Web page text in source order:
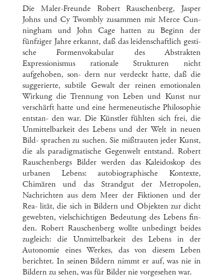
Die Maler-Freunde Robert Rauschenberg, Jasper
Johns und Cy Twombly zusammen mit Merce Cun-
ningham und John Cage hatten zu Beginn der
fünfziger Jahre erkannt, daß das leidenschaftlich gesti-
sche Formenvokabular des Abstrakten
Expressionismus rationale Strukturen nicht
aufgehoben, son- dern nur verdeckt hatte, daß die
suggerierte, subtile Gewalt der reinen emotionalen
Wirkung die Trennung von Leben und Kunst nur
verschärft hatte und eine hermeneutische Philosophie
entstan- den war. Die Künstler fühlten sich frei, die
Unmittelbarkeit des Lebens und der Welt in neuen
Bild- sprachen zu suchen. Sie mißtrauten jeder Kunst,
die als paradigmatische Gegenwelt entstand. Robert
Rauschenbergs Bilder werden das Kaleidoskop des
urbanen Lebens: autobiographische Kontexte,
Chimären und das Strandgut der Metropolen,
Nachrichten aus dem Meer der Fiktionen und der
Rea- lität, die sich in Bildern und Objekten zur dicht
gewebten, vielschichtigen Bedeutung des Lebens fin-
den. Robert Rauschenberg wollte unbedingt beides
zugleich: die Unmittelbarkeit des Lebens in der
Autonomie eines Werkes, das von diesem Leben
berichtet. In seinen Bildern nimmt er auf, was nie in
Bildern zu sehen, was für Bilder nie vorgesehen war.